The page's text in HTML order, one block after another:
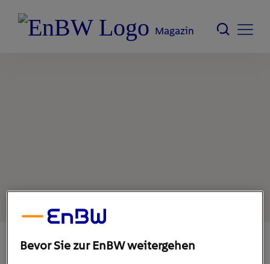
Magazin
Bevor Sie zur EnBW weitergehen